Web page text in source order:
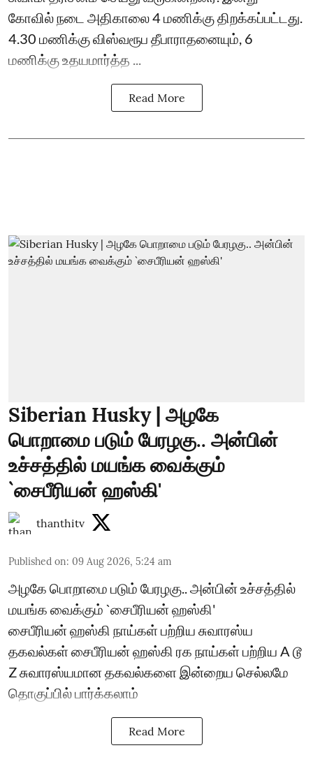
கோவில் நடை அதிகாலை 4 மணிக்கு திறக்கப்பட்டது.
4.30 மணிக்கு விஸ்வரூப தீபாராதனையும், 6
மணிக்கு உதயமார்த்த ...
Read More
Siberian Husky | அழகே
பொறாமை படும் பேரழகு.. அன்பின்
உச்சத்தில் மயங்க வைக்கும்
`சைபீரியன் ஹஸ்கி'
thanthitv
Published on: 09 Aug 2026, 5:24 am
அழகே பொறாமை படும் பேரழகு.. அன்பின் உச்சத்தில்
மயங்க வைக்கும் `சைபீரியன் ஹஸ்கி'
சைபீரியன் ஹஸ்கி நாய்கள் பற்றிய சுவாரஸ்ய
தகவல்கள் சைபீரியன் ஹஸ்கி ரக நாய்கள் பற்றிய A டூ
Z சுவாரஸ்யமான தகவல்களை இன்றைய செல்லமே
தொகுப்பில் பார்க்கலாம்
Read More